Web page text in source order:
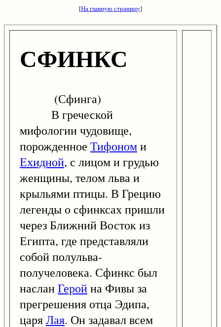
[На главную страницу]
СФИНКС
(Сфинга)
В греческой
мифологии чудовище,
порожденное Тифономи
Ехидной, с лицом и грудью
женщины, телом льва и
крыльями птицы. В Грецию
легенды о сфинксах пришли
через Ближний Восток из
Египта, где представляли
собой полульва-
получеловека. Сфинкс был
насланГеройна Фивы за
прегрешения отца Эдипа,
царяЛая. Он задавал всем